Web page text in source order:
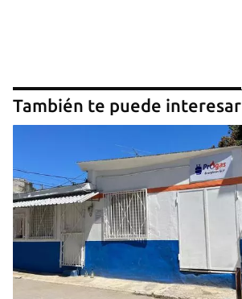
También te puede interesar